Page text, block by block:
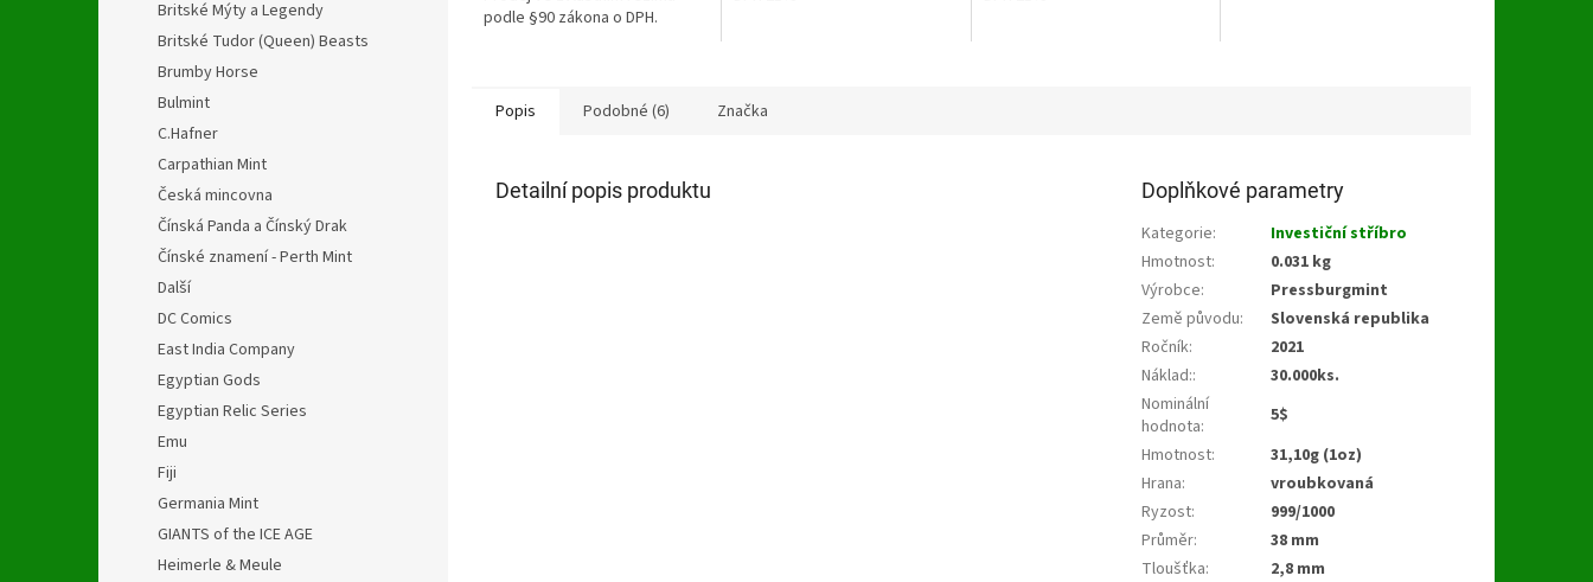
Britské Mýty a Legendy
Britské Tudor (Queen) Beasts
Brumby Horse
Bulmint
C.Hafner
Carpathian Mint
Česká mincovna
Čínská Panda a Čínský Drak
Čínské znamení - Perth Mint
Další
DC Comics
East India Company
Egyptian Gods
Egyptian Relic Series
Emu
Fiji
Germania Mint
GIANTS of the ICE AGE
Heimerle & Meule
podle §90 zákona o DPH.
Popis Podobné (6) Značka
Detailní popis produktu Doplňkové parametry
Kategorie:
Investiční stříbro
Hmotnost:
0.031 kg
Výrobce:
Pressburgmint
Země původu:
Slovenská republika
Ročník:
2021
Náklad::
30.000ks.
Nominální
hodnota:
5$
Hmotnost:
31,10g (1oz)
Hrana:
vroubkovaná
Ryzost:
999/1000
Průměr:
38 mm
Tloušťka:
2,8 mm